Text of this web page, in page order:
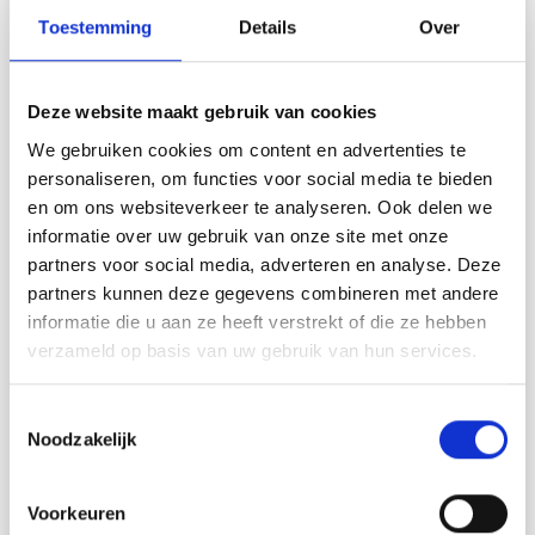
Toestemming Details Over
Deze website maakt gebruik van cookies
We gebruiken cookies om content en advertenties te
personaliseren, om functies voor social media te bieden
en om ons websiteverkeer te analyseren. Ook delen we
informatie over uw gebruik van onze site met onze
partners voor social media, adverteren en analyse. Deze
partners kunnen deze gegevens combineren met andere
informatie die u aan ze heeft verstrekt of die ze hebben
verzameld op basis van uw gebruik van hun services.
Noodzakelijk
Voorkeuren
Op voorraad (40+)
Alles toevoegen aan winkelwagen
0-1255 Irish Cloud Cardigan by
DROPS Design
----------------------------------------------------------
Taille: S - M - L - XL - XXL - XXXL
DROPS FABEL de Garnstudio
300-300-350-350-400-450 g coloris n° 913, clair obscur